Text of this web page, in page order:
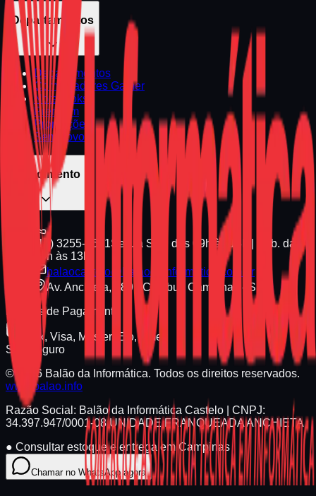
Departamentos
Departamentos
Computadores Gamer
Notebooks
Premium
Promoções
Seminovos
Atendimento
(19) 3255-1661Seg. a Sex. das 09h às 18h | Sáb. das
09h às 13h
balaocastelo@balaodainformatica.com.br
Av. Anchieta, 789 - Cambuí, Campinas - SP
Formas de Pagamento
Pix, Visa, Master, Elo, Amex
Site Seguro
© 2026 Balão da Informática. Todos os direitos reservados.
www.balao.info
Razão Social: Balão da Informática Castelo | CNPJ:
34.397.947/0001-08UNIDADE FRANQUEADA ANCHIETA
● Consultar estoque e entrega em Campinas
Chamar no WhatsApp agora